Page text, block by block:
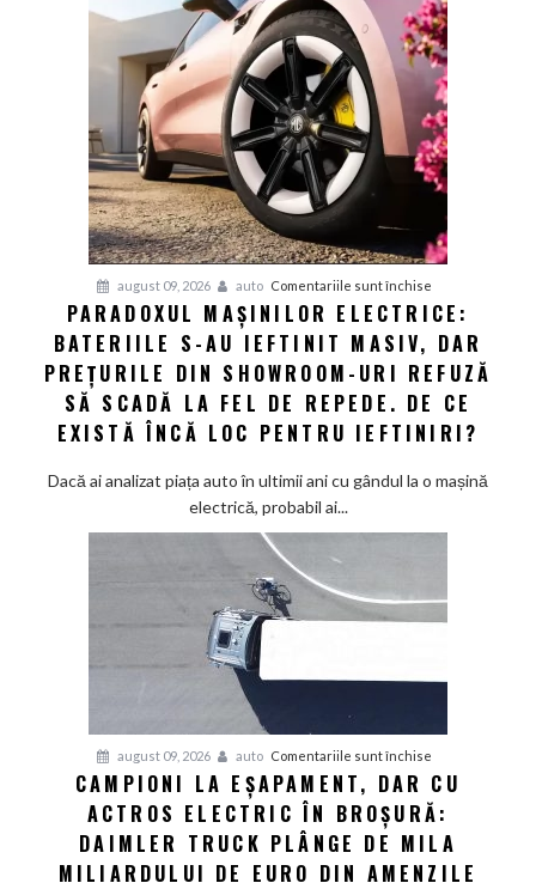
din
Europa:
Cum
a
obligat
concurența
din
Asia
giganții
VW
să
schimbe
foaia
august 09, 2026 auto Comentariile sunt închise
Paradoxul
mașinilor
electrice:
au
masiv,
showroom-
uri
să
la
de
repede.
De
ce
PARADOXUL MAȘINILOR ELECTRICE:
BATERIILE S-AU IEFTINIT MASIV, DAR
PREȚURILE DIN SHOWROOM-URI REFUZĂ
SĂ SCADĂ LA FEL DE REPEDE. DE CE
EXISTĂ ÎNCĂ LOC PENTRU IEFTINIRI?
Dacă ai analizat piața auto în ultimii ani cu gândul la o mașină
electrică, probabil ai...
august 09, 2026 auto Comentariile sunt închise
Campioni
la
eșapament,
CAMPIONI LA EȘAPAMENT, DAR CU
ACTROS ELECTRIC ÎN BROȘURĂ:
DAIMLER TRUCK PLÂNGE DE MILA
MILIARDULUI DE EURO DIN AMENZILE